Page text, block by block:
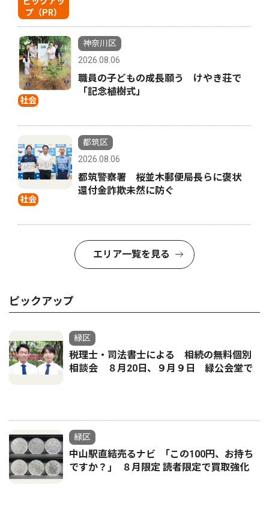
プ（PR）
社会
神奈川区
2026.08.06
職員の子どもの成長願う けやき荘で
「記念植樹式」
社会
都筑区
2026.08.06
都筑警察署 桜並木郵便局長らに褒状
還付金詐欺未然に防ぐ
エリア一覧を見る
ピックアップ
緑区
税理士・司法書士による 相続の無料個別
相談会 ８月20日、９月９日 緑公会堂で
緑区
中山駅直結売るナビ ｢この100円、お持ち
ですか？｣ ８月限定 読者限定で買取強化